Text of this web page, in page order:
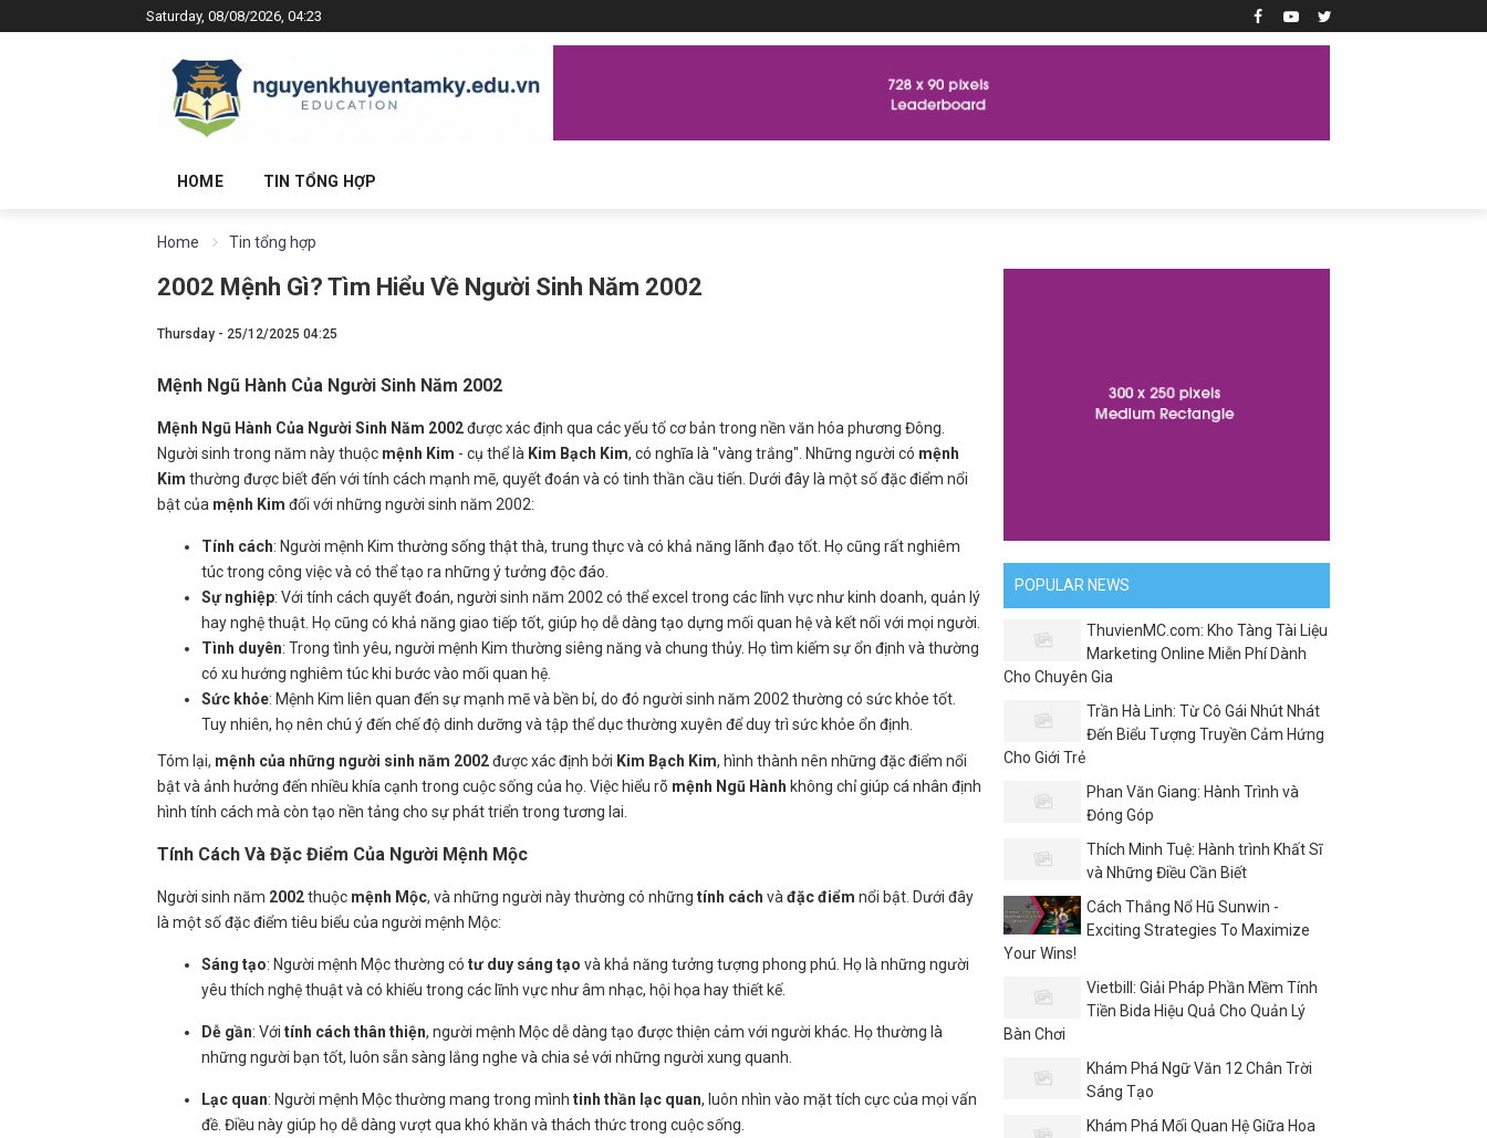
Saturday, 08/08/2026, 04:23
HOME TIN TỔNG HỢP
Home Tin tổng hợp
2002 Mệnh Gì? Tìm Hiểu Về Người Sinh Năm 2002
Thursday - 25/12/2025 04:25
Mệnh Ngũ Hành Của Người Sinh Năm 2002
Mệnh Ngũ Hành Của Người Sinh Năm 2002được xác định qua các yếu tố cơ bản trong nền văn hóa phương Đông.
Người sinh trong năm này thuộc mệnh Kim - cụ thể là Kim Bạch Kim, có nghĩa là "vàng trắng". Những người có mệnh
Kim thường được biết đến với tính cách mạnh mẽ, quyết đoán và có tinh thần cầu tiến. Dưới đây là một số đặc điểm nổi
bật của mệnh Kim đối với những người sinh năm 2002:
Tính cách: Người mệnh Kim thường sống thật thà, trung thực và có khả năng lãnh đạo tốt. Họ cũng rất nghiêm
túc trong công việc và có thể tạo ra những ý tưởng độc đáo.
Sự nghiệp: Với tính cách quyết đoán, người sinh năm 2002 có thể excel trong các lĩnh vực như kinh doanh, quản lý
hay nghệ thuật. Họ cũng có khả năng giao tiếp tốt, giúp họ dễ dàng tạo dựng mối quan hệ và kết nối với mọi người.
Tình duyên: Trong tình yêu, người mệnh Kim thường siêng năng và chung thủy. Họ tìm kiếm sự ổn định và thường
có xu hướng nghiêm túc khi bước vào mối quan hệ.
Sức khỏe: Mệnh Kim liên quan đến sự mạnh mẽ và bền bỉ, do đó người sinh năm 2002 thường có sức khỏe tốt.
Tuy nhiên, họ nên chú ý đến chế độ dinh dưỡng và tập thể dục thường xuyên để duy trì sức khỏe ổn định.
Tóm lại, mệnh của những người sinh năm 2002được xác định bởi Kim Bạch Kim, hình thành nên những đặc điểm nổi
bật và ảnh hưởng đến nhiều khía cạnh trong cuộc sống của họ. Việc hiểu rõ mệnh Ngũ Hành không chỉ giúp cá nhân định
hình tính cách mà còn tạo nền tảng cho sự phát triển trong tương lai.
Tính Cách Và Đặc Điểm Của Người Mệnh Mộc
Người sinh năm 2002thuộc mệnh Mộc, và những người này thường có những tính cách và đặc điểm nổi bật. Dưới đây
là một số đặc điểm tiêu biểu của người mệnh Mộc:
Sáng tạo: Người mệnh Mộc thường có tư duy sáng tạo và khả năng tưởng tượng phong phú. Họ là những người
yêu thích nghệ thuật và có khiếu trong các lĩnh vực như âm nhạc, hội họa hay thiết kế.
Dễ gần: Với tính cách thân thiện, người mệnh Mộc dễ dàng tạo được thiện cảm với người khác. Họ thường là
những người bạn tốt, luôn sẵn sàng lắng nghe và chia sẻ với những người xung quanh.
Lạc quan: Người mệnh Mộc thường mang trong mình tinh thần lạc quan, luôn nhìn vào mặt tích cực của mọi vấn
đề. Điều này giúp họ dễ dàng vượt qua khó khăn và thách thức trong cuộc sống.
POPULAR NEWS
ThuvienMC.com: Kho Tàng Tài Liệu
Marketing Online Miễn Phí Dành
Cho Chuyên Gia
Trần Hà Linh: Từ Cô Gái Nhút Nhát
Đến Biểu Tượng Truyền Cảm Hứng
Cho Giới Trẻ
Phan Văn Giang: Hành Trình và
Đóng Góp
Thích Minh Tuệ: Hành trình Khất Sĩ
và Những Điều Cần Biết
Cách Thắng Nổ Hũ Sunwin -
Exciting Strategies To Maximize
Your Wins!
Vietbill: Giải Pháp Phần Mềm Tính
Tiền Bida Hiệu Quả Cho Quản Lý
Bàn Chơi
Khám Phá Ngữ Văn 12 Chân Trời
Sáng Tạo
Khám Phá Mối Quan Hệ Giữa Hoa